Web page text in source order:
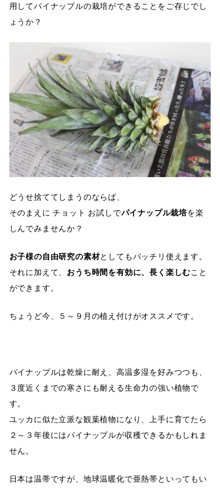
用してパイナップルの栽培ができることをご存じでし
ょうか？
どうせ捨ててしまうのならば、
そのまえに チョット お試しでパイナップル栽培を楽
しんでみませんか？
お子様の自由研究の素材としてもバッチリ使えます。
それに加えて、 おうち時間を有効に、長く楽しむこと
ができます。
ちょうど今、５～９月の植え付けがオススメです。
パイナップルは乾燥に耐え、高温多湿を好みつつも、
３度近くまでの寒さにも耐える生命力の強い植物で
す。
ユッカに似た立派な観葉植物になり、上手に育てたら
２～３年後にはパイナップルが収穫できるかもしれま
せん。
日本は温帯ですが、地球温暖化で亜熱帯といってもい